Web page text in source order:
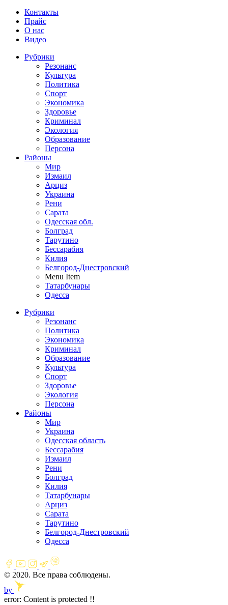
Контакты
Прайс
О нас
Видео
Рубрики
Резонанс
Культура
Политика
Спорт
Экономика
Здоровье
Криминал
Экология
Образование
Персона
Районы
Мир
Измаил
Арциз
Украина
Рени
Сарата
Одесская обл.
Болград
Тарутино
Бессарабия
Килия
Белгород-Днестровский
Menu Item
Татарбунары
Одесса
Рубрики
Резонанс
Политика
Экономика
Криминал
Образование
Культура
Спорт
Здоровье
Экология
Персона
Районы
Мир
Украина
Одесская область
Бессарабия
Измаил
Рени
Болград
Килия
Татарбунары
Арциз
Сарата
Тарутино
Белгород-Днестровский
Одесса
© 2020. Все права соблюдены.
by
error: Content is protected !!